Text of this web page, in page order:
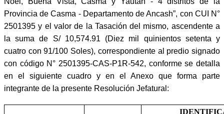
Provincia de Casma - Departamento de Ancash”, con CUI N°
2501395 y el valor de la Tasación del mismo, ascendente a
la suma de S/ 10,574.91 (Diez mil quinientos setenta y
cuatro con 91/100 Soles), correspondiente al predio signado
con código N° 2501395-CAS-P1R-542, conforme se detalla
en el siguiente cuadro y en el Anexo que forma parte
integrante de la presente Resolución Jefatural: